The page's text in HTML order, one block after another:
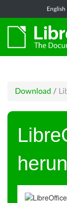
English
Download /